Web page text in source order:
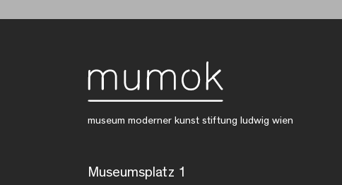
museum moderner kunst stiftung ludwig wien
Museumsplatz 1